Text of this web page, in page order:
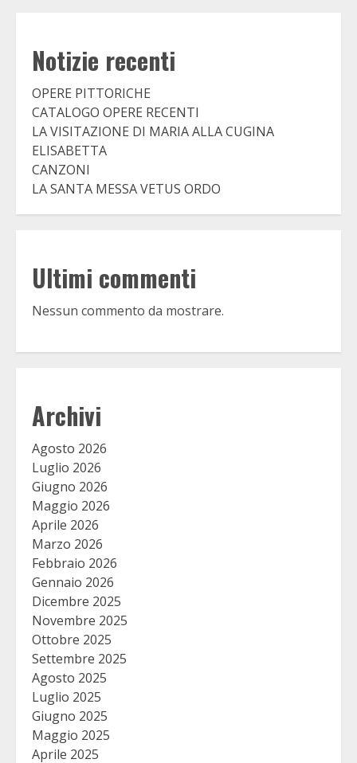
Notizie recenti
OPERE PITTORICHE
CATALOGO OPERE RECENTI
LA VISITAZIONE DI MARIA ALLA CUGINA
ELISABETTA
CANZONI
LA SANTA MESSA VETUS ORDO
Ultimi commenti
Nessun commento da mostrare.
Archivi
Agosto 2026
Luglio 2026
Giugno 2026
Maggio 2026
Aprile 2026
Marzo 2026
Febbraio 2026
Gennaio 2026
Dicembre 2025
Novembre 2025
Ottobre 2025
Settembre 2025
Agosto 2025
Luglio 2025
Giugno 2025
Maggio 2025
Aprile 2025